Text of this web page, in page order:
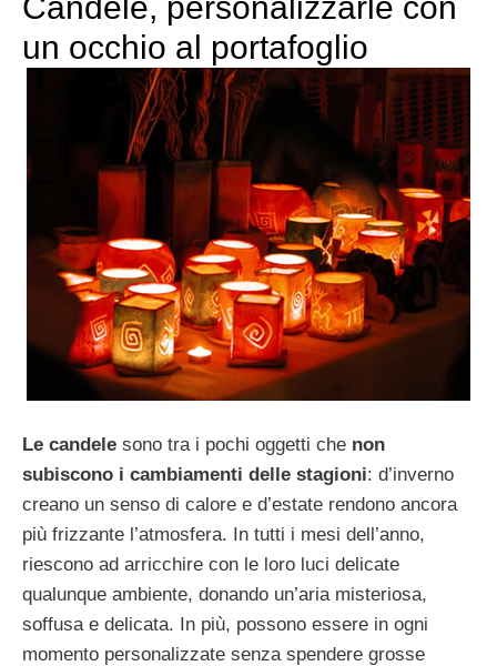
un occhio al portafoglio
Le candele sono tra i pochi oggetti che non
subiscono i cambiamenti delle stagioni: d’inverno
creano un senso di calore e d’estate rendono ancora
più frizzante l’atmosfera. In tutti i mesi dell’anno,
riescono ad arricchire con le loro luci delicate
qualunque ambiente, donando un’aria misteriosa,
soffusa e delicata. In più, possono essere in ogni
momento personalizzate senza spendere grosse